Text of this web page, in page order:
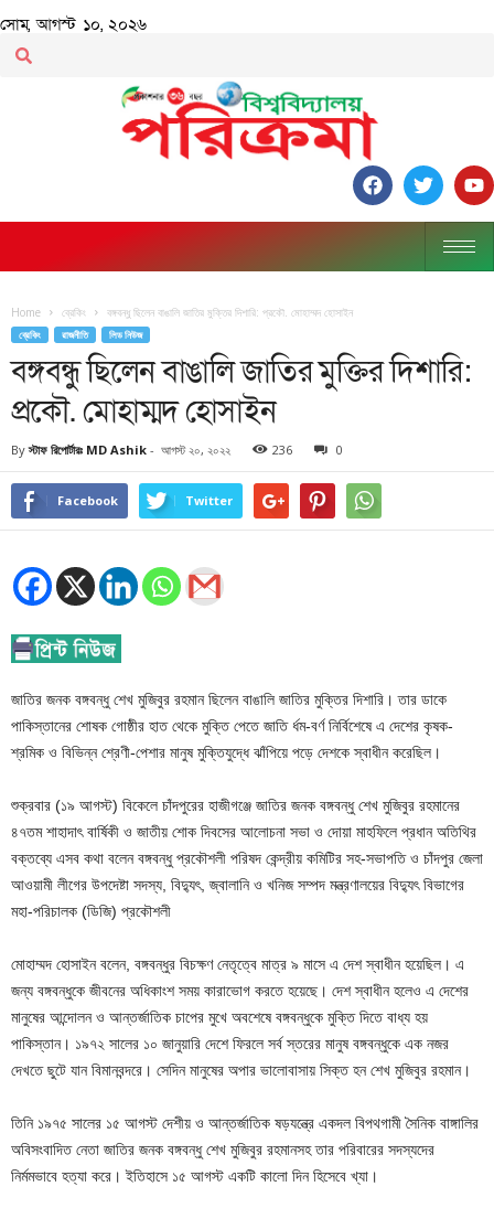
সোম, আগস্ট ১০, ২০২৬
Home ব্রেকিং বঙ্গবন্ধু ছিলেন বাঙালি জাতির মুক্তির দিশারি: প্রকৌ. মোহাম্মদ হোসাইন
ব্রেকিং রাজনীতি লিড নিউজ
বঙ্গবন্ধু ছিলেন বাঙালি জাতির মুক্তির দিশারি:
প্রকৌ. মোহাম্মদ হোসাইন
By স্টাফ রিপোর্টারঃ MD Ashik - আগস্ট ২০, ২০২২ 236 0
Facebook Twitter
জাতির জনক বঙ্গবন্ধু শেখ মুজিবুর রহমান ছিলেন বাঙালি জাতির মুক্তির দিশারি। তার ডাকে
পাকিস্তানের শোষক গোষ্ঠীর হাত থেকে মুক্তি পেতে জাতি র্ধম-বর্ণ নির্বিশেষে এ দেশের কৃষক-
শ্রমিক ও বিভিন্ন শ্রেণী-পেশার মানুষ মুক্তিযুদ্ধে ঝাঁপিয়ে পড়ে দেশকে স্বাধীন করেছিল।
শুক্রবার (১৯ আগস্ট) বিকেলে চাঁদপুরের হাজীগঞ্জে জাতির জনক বঙ্গবন্ধু শেখ মুজিবুর রহমানের
৪৭তম শাহাদাৎ বার্ষিকী ও জাতীয় শোক দিবসের আলোচনা সভা ও দোয়া মাহফিলে প্রধান অতিথির
বক্তব্যে এসব কথা বলেন বঙ্গবন্ধু প্রকৌশলী পরিষদ কেন্দ্রীয় কমিটির সহ-সভাপতি ও চাঁদপুর জেলা
আওয়ামী লীগের উপদেষ্টা সদস্য, বিদ্যুৎ, জ্বালানি ও খনিজ সম্পদ মন্ত্রণালয়ের বিদ্যুৎ বিভাগের
মহা-পরিচালক (ডিজি) প্রকৌশলী
মোহাম্মদ হোসাইন বলেন, বঙ্গবন্ধুর বিচক্ষণ নেতৃত্বে মাত্র ৯ মাসে এ দেশ স্বাধীন হয়েছিল। এ
জন্য বঙ্গবন্ধুকে জীবনের অধিকাংশ সময় কারাভোগ করতে হয়েছে। দেশ স্বাধীন হলেও এ দেশের
মানুষের আন্দোলন ও আন্তর্জাতিক চাপের মুখে অবশেষে বঙ্গবন্ধুকে মুক্তি দিতে বাধ্য হয়
পাকিস্তান। ১৯৭২ সালের ১০ জানুয়ারি দেশে ফিরলে সর্ব স্তরের মানুষ বঙ্গবন্ধুকে এক নজর
দেখতে ছুটে যান বিমানবন্দরে। সেদিন মানুষের অপার ভালোবাসায় সিক্ত হন শেখ মুজিবুর রহমান।
তিনি ১৯৭৫ সালের ১৫ আগস্ট দেশীয় ও আন্তর্জাতিক ষড়যন্ত্রে একদল বিপথগামী সৈনিক বাঙ্গালির
অবিসংবাদিত নেতা জাতির জনক বঙ্গবন্ধু শেখ মুজিবুর রহমানসহ তার পরিবারের সদস্যদের
নির্মমভাবে হত্যা করে। ইতিহাসে ১৫ আগস্ট একটি কালো দিন হিসেবে খ্যা।